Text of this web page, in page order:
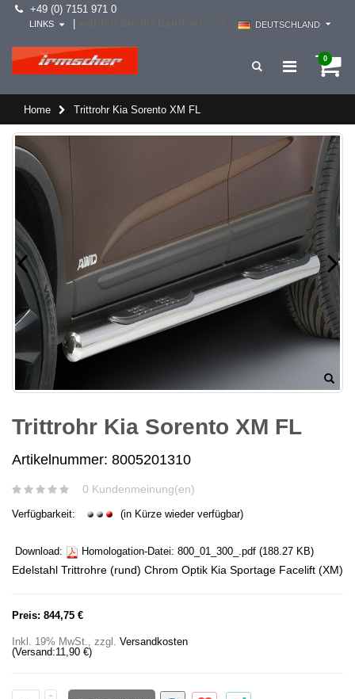
+49 (0) 7151 971 0
DEUTSCHLAND
LINKS
0
Home Trittrohr Kia Sorento XM FL
Trittrohr Kia Sorento XM FL
Artikelnummer: 8005201310
0 Kundenmeinung(en)
Verfügbarkeit: (in Kürze wieder verfügbar)
Download: Homologation-Datei: 800_01_300_.pdf (188.27 KB)
Edelstahl Trittrohre (rund) Chrom Optik Kia Sportage Facelift (XM)
Preis: 844,75 €
Inkl. 19% MwSt., zzgl. Versandkosten
(Versand:11,90 €)